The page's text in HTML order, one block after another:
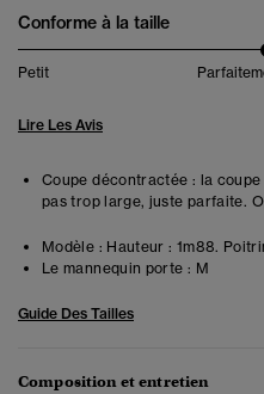
Conforme à la taille
Petit
Lire Les Avis
Coupe décontractée : la
pas trop large, juste parfaite.
Modèle : Hauteur : 1m88.
Le mannequin porte : M
Guide Des Tailles
Composition et entretien